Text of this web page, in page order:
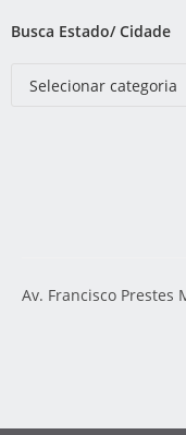
Busca Estado/ Cidade
Av. Francisco Prestes